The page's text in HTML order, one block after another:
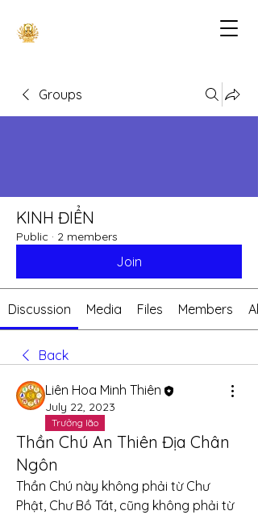
Groups
KINH ĐIỂN
Public · 2 members
Join
Discussion Media Files Members
Back
Liên Hoa Minh Thiên
July 22, 2023
Trưởng lão
Thần Chú An Thiên Địa Chân
Ngôn
Thần Chú này không phải từ Chư
Phật, Chư Bồ Tát, cũng không phải từ